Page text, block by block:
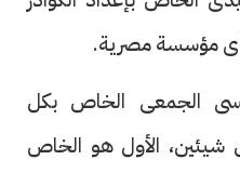
مؤسسة مصرية.
الجمعى الخاص بكل
الأول هو الخاص